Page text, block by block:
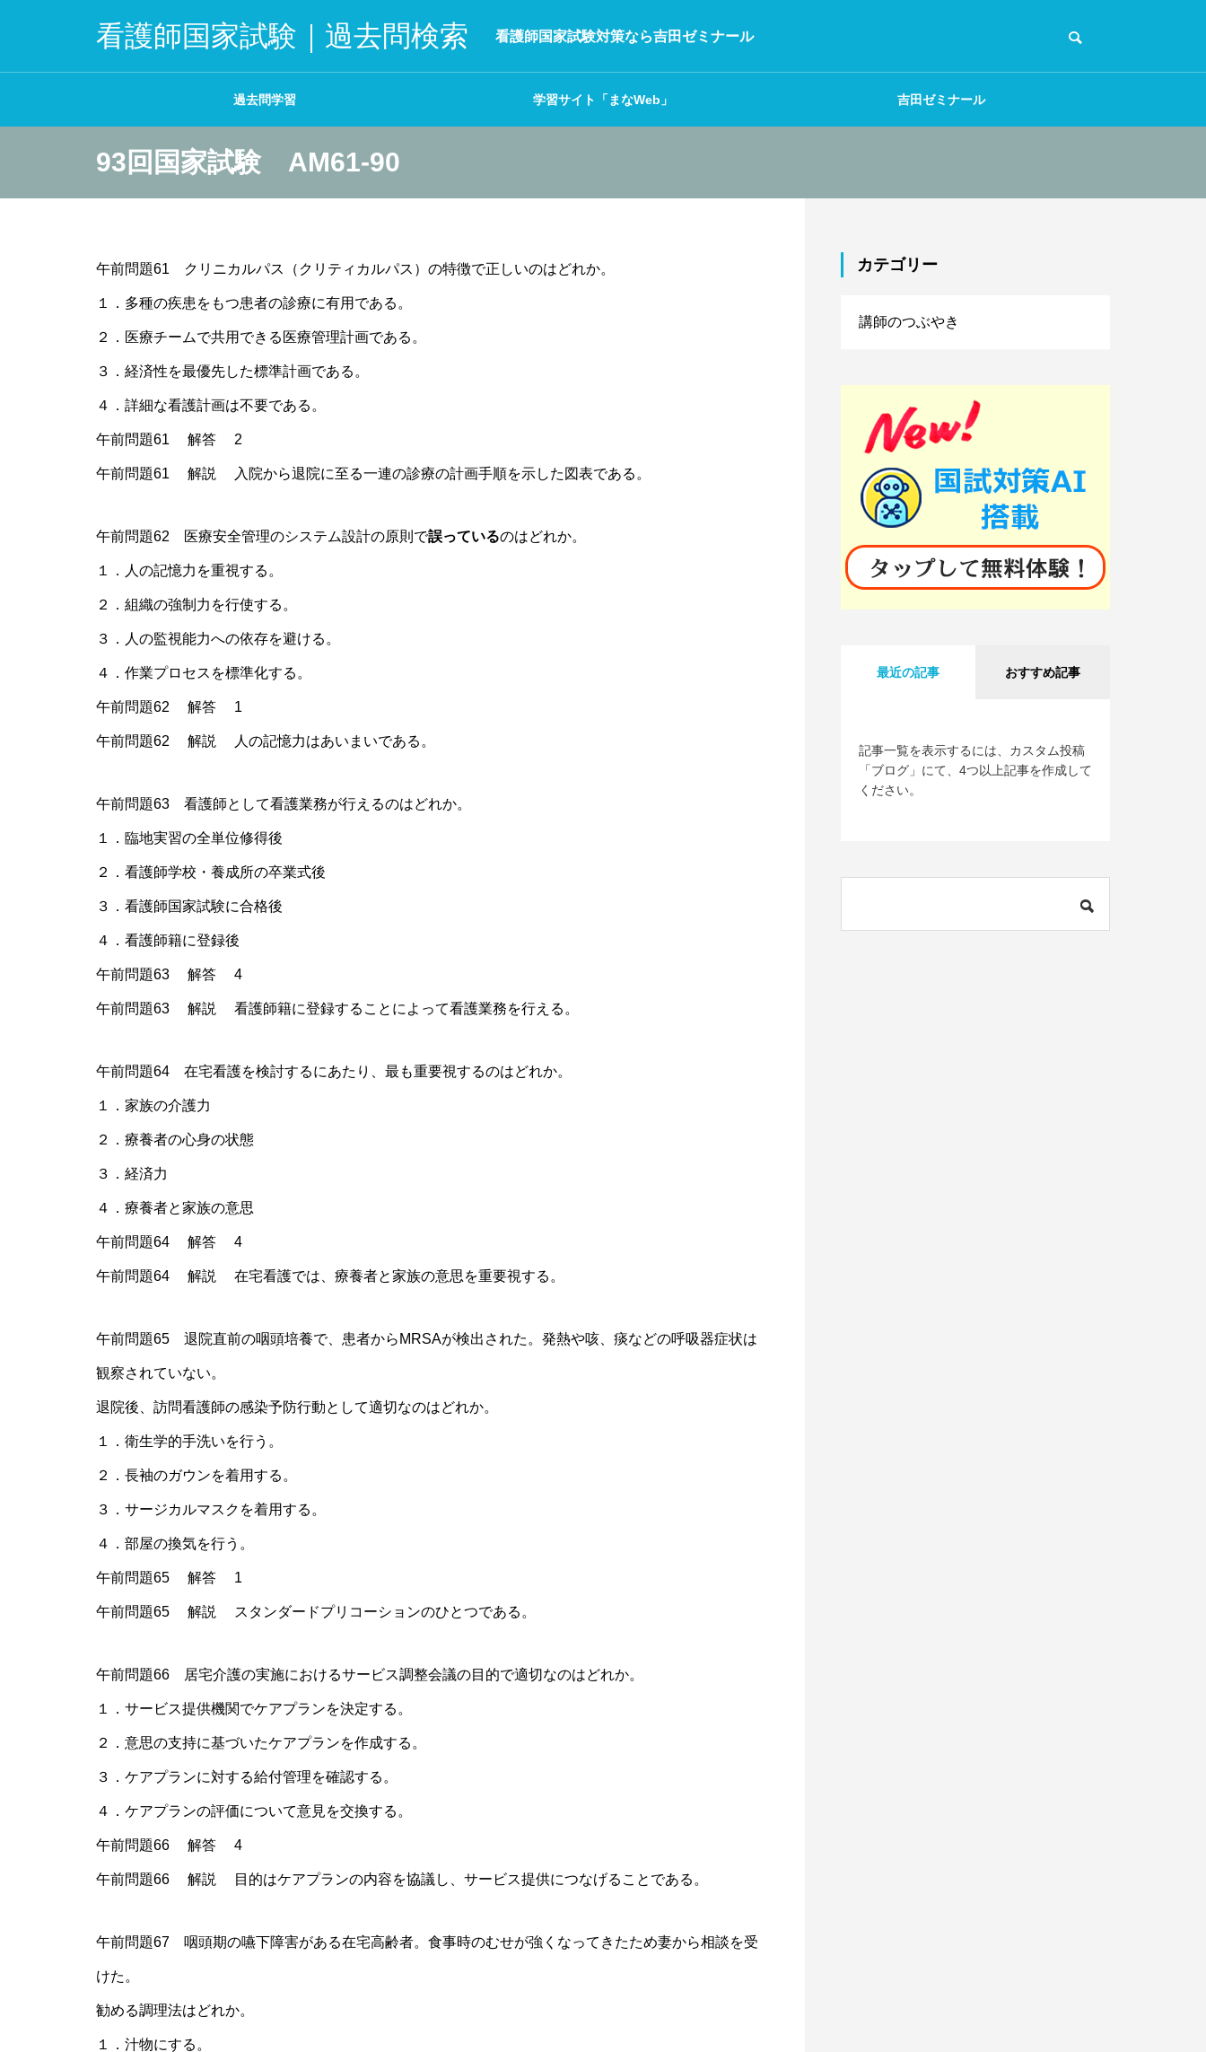
看護師国家試験｜過去問検索 看護師国家試験対策なら吉田ゼミナール
過去問学習 学習サイト「まなWeb」 吉田ゼミナール
93回国家試験 AM61-90
午前問題61 クリニカルパス（クリティカルパス）の特徴で正しいのはどれか。
１．多種の疾患をもつ患者の診療に有用である。
２．医療チームで共用できる医療管理計画である。
３．経済性を最優先した標準計画である。
４．詳細な看護計画は不要である。
午前問題61 解答 2
午前問題61 解説 入院から退院に至る一連の診療の計画手順を示した図表である。
午前問題62 医療安全管理のシステム設計の原則で誤っているのはどれか。
１．人の記憶力を重視する。
２．組織の強制力を行使する。
３．人の監視能力への依存を避ける。
４．作業プロセスを標準化する。
午前問題62 解答 1
午前問題62 解説 人の記憶力はあいまいである。
午前問題63 看護師として看護業務が行えるのはどれか。
１．臨地実習の全単位修得後
２．看護師学校・養成所の卒業式後
３．看護師国家試験に合格後
４．看護師籍に登録後
午前問題63 解答 4
午前問題63 解説 看護師籍に登録することによって看護業務を行える。
午前問題64 在宅看護を検討するにあたり、最も重要視するのはどれか。
１．家族の介護力
２．療養者の心身の状態
３．経済力
４．療養者と家族の意思
午前問題64 解答 4
午前問題64 解説 在宅看護では、療養者と家族の意思を重要視する。
午前問題65 退院直前の咽頭培養で、患者からMRSAが検出された。発熱や咳、痰などの呼吸器症状は
観察されていない。
退院後、訪問看護師の感染予防行動として適切なのはどれか。
１．衛生学的手洗いを行う。
２．長袖のガウンを着用する。
３．サージカルマスクを着用する。
４．部屋の換気を行う。
午前問題65 解答 1
午前問題65 解説 スタンダードプリコーションのひとつである。
午前問題66 居宅介護の実施におけるサービス調整会議の目的で適切なのはどれか。
１．サービス提供機関でケアプランを決定する。
２．意思の支持に基づいたケアプランを作成する。
３．ケアプランに対する給付管理を確認する。
４．ケアプランの評価について意見を交換する。
午前問題66 解答 4
午前問題66 解説 目的はケアプランの内容を協議し、サービス提供につなげることである。
午前問題67 咽頭期の嚥下障害がある在宅高齢者。食事時のむせが強くなってきたため妻から相談を受
けた。
勧める調理法はどれか。
１．汁物にする。
カテゴリー
講師のつぶやき
最近の記事 おすすめ記事
記事一覧を表示するには、カスタム投稿
「ブログ」にて、4つ以上記事を作成して
ください。